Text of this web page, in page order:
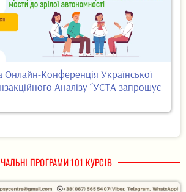
Конференція Української
Аналізу “УСТА запрошує
ПРОГРАМИ 101 КУРСІВ